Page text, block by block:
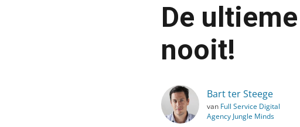
›
De
nooit!
Bart ter Steege
van Full Service Digital
Agency Jungle Minds